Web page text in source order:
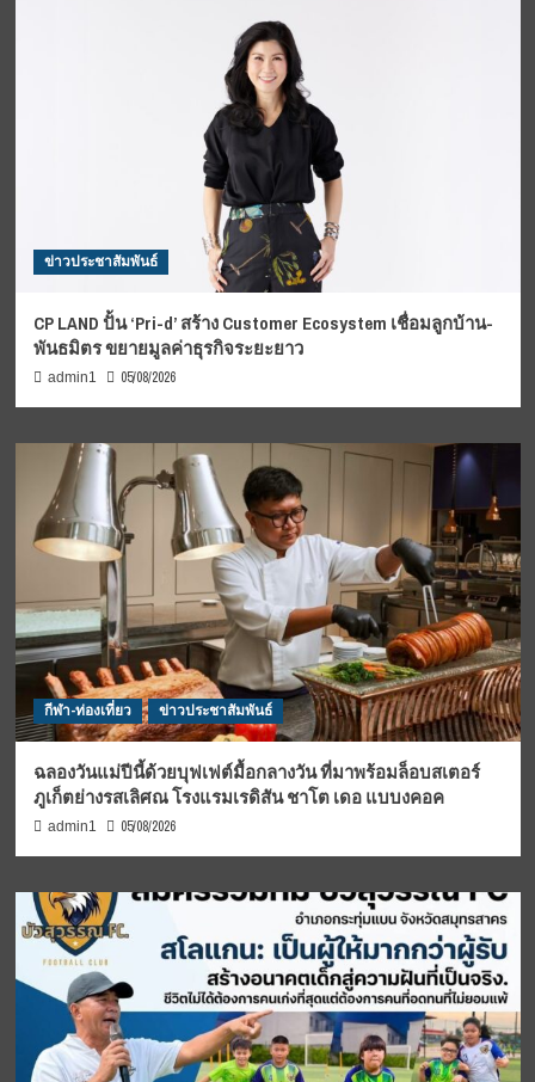
ข่าวประชาสัมพันธ์
CP LAND ปั้น ‘Pri-d’ สร้าง Customer Ecosystem เชื่อมลูกบ้าน-
พันธมิตร ขยายมูลค่าธุรกิจระยะยาว
admin1 05/08/2026
กีฬา-ท่องเที่ยว ข่าวประชาสัมพันธ์
ฉลองวันแม่ปีนี้ด้วยบุฟเฟต์มื้อกลางวัน ที่มาพร้อมล็อบสเตอร์
ภูเก็ตย่างรสเลิศณ โรงแรมเรดิสัน ชาโต เดอ แบบงคอค
admin1 05/08/2026